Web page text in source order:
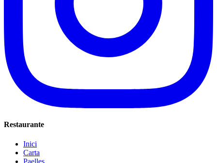
Restaurante
Inici
Carta
Paelles